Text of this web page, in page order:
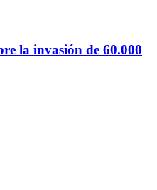
la invasión de 60.000